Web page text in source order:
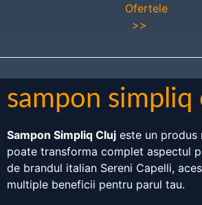
Ofertele
>>
sampon simpliq
Sampon Simpliq Cluj este un produs
poate transforma complet aspectul
de brandul italian Sereni Capelli,
multiple beneficii pentru parul tau.